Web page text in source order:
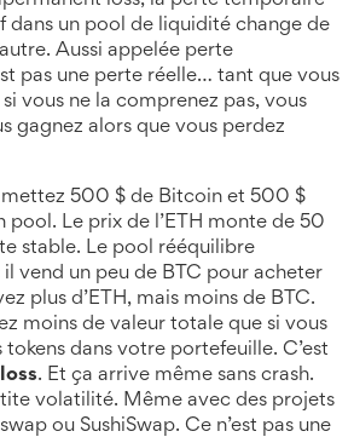
dans un pool de liquidité change de
. Aussi appelée perte
pas une perte réelle… tant que vous
si vous ne la comprenez pas, vous
gagnez alors que vous perdez
mettez 500 $ de Bitcoin et 500 $
pool. Le prix de l’ETH monte de 50
stable. Le pool rééquilibre
vend un peu de BTC pour acheter
plus d’ETH, mais moins de BTC.
moins de valeur totale que si vous
dans votre portefeuille. C’est
. Et ça arrive même sans crash.
volatilité. Même avec des projets
ou SushiSwap. Ce n’est pas une